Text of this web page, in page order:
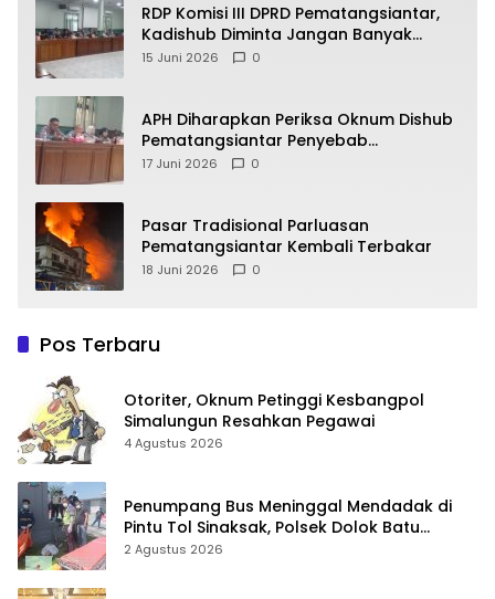
RDP Komisi III DPRD Pematangsiantar,
Kadishub Diminta Jangan Banyak
Alasan
15 Juni 2026 0
APH Diharapkan Periksa Oknum Dishub
Pematangsiantar Penyebab
Kebocoran PAD Retribusi Parkir
17 Juni 2026 0
Pasar Tradisional Parluasan
Pematangsiantar Kembali Terbakar
18 Juni 2026 0
Pos Terbaru
Otoriter, Oknum Petinggi Kesbangpol
Simalungun Resahkan Pegawai
4 Agustus 2026
Penumpang Bus Meninggal Mendadak di
Pintu Tol Sinaksak, Polsek Dolok Batu
Nanggar Gerak Cepat Olah TKP
2 Agustus 2026